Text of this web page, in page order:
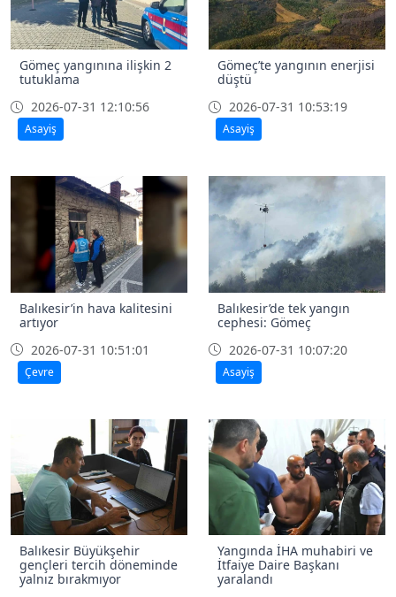
Gömeç yangınına ilişkin 2
tutuklama
2026-07-31 12:10:56
Asayiş
Gömeç’te yangının enerjisi
düştü
2026-07-31 10:53:19
Asayiş
Balıkesir’in hava kalitesini
artıyor
2026-07-31 10:51:01
Çevre
Balıkesir’de tek yangın
cephesi: Gömeç
2026-07-31 10:07:20
Asayiş
Balıkesir Büyükşehir
gençleri tercih döneminde
yalnız bırakmıyor
Yangında İHA muhabiri ve
İtfaiye Daire Başkanı
yaralandı